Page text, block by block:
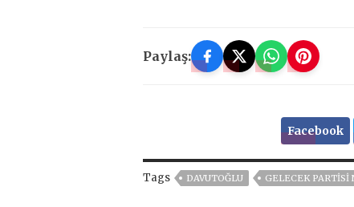
Paylaş:
Facebook
Tags DAVUTOĞLU GELECEK PARTİSİ